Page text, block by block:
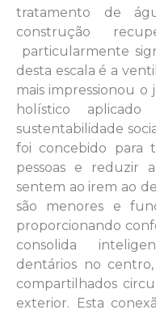
tratamento de
construção
particularmente
desta escala é a
mais impressionou
holístico
sustentabilidade
foi concebido para
pessoas e reduzir
sentem ao irem ao
são menores e
proporcionando
consolida
dentários no
compartilhados
exterior. Esta